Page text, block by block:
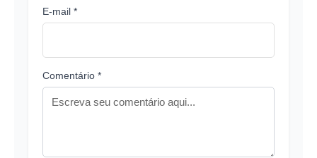
E-mail *
Comentário *